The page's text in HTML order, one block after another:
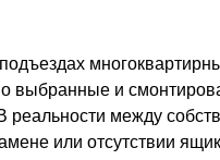
выбранные и
реальности между
или отсутствии